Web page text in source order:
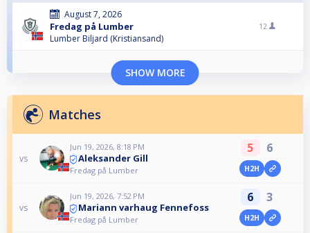
August 7, 2026
Fredag på Lumber
Lumber Biljard (Kristiansand)
12
SHOW MORE
Matches
vs
Jun 19, 2026, 8:18 PM
Aleksander Gill
Fredag på Lumber
5 6
H2H
vs
Jun 19, 2026, 7:52 PM
Mariann varhaug Fennefoss
Fredag på Lumber
6 3
H2H